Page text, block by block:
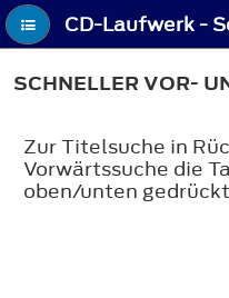
SCHNELLER VOR-
Zur Titelsuche in
Vorwärtssuche die
oben/unten